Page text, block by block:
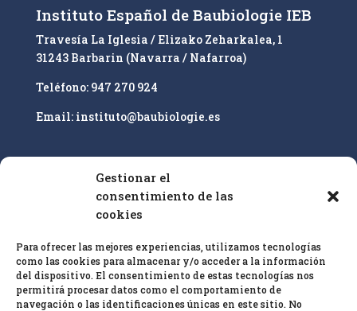
Gestionar el
consentimiento de las
cookies
Para ofrecer las mejores experiencias, utilizamos tecnologías
como las cookies para almacenar y/o acceder a la información
del dispositivo. El consentimiento de estas tecnologías nos
permitirá procesar datos como el comportamiento de
navegación o las identificaciones únicas en este sitio. No
Instituto Español de Baubiologie IEB
Travesía La Iglesia / Elizako Zeharkalea, 1
31243 Barbarin (Navarra / Nafarroa)
Teléfono: 947 270 924
Email: instituto@baubiologie.es
Nuestro enfoque es la educación superior y la
cualificación profesional de especialistas en
de bioconstruccióny biología del hábitat y el
estándar demedición en baubiologie SBM.